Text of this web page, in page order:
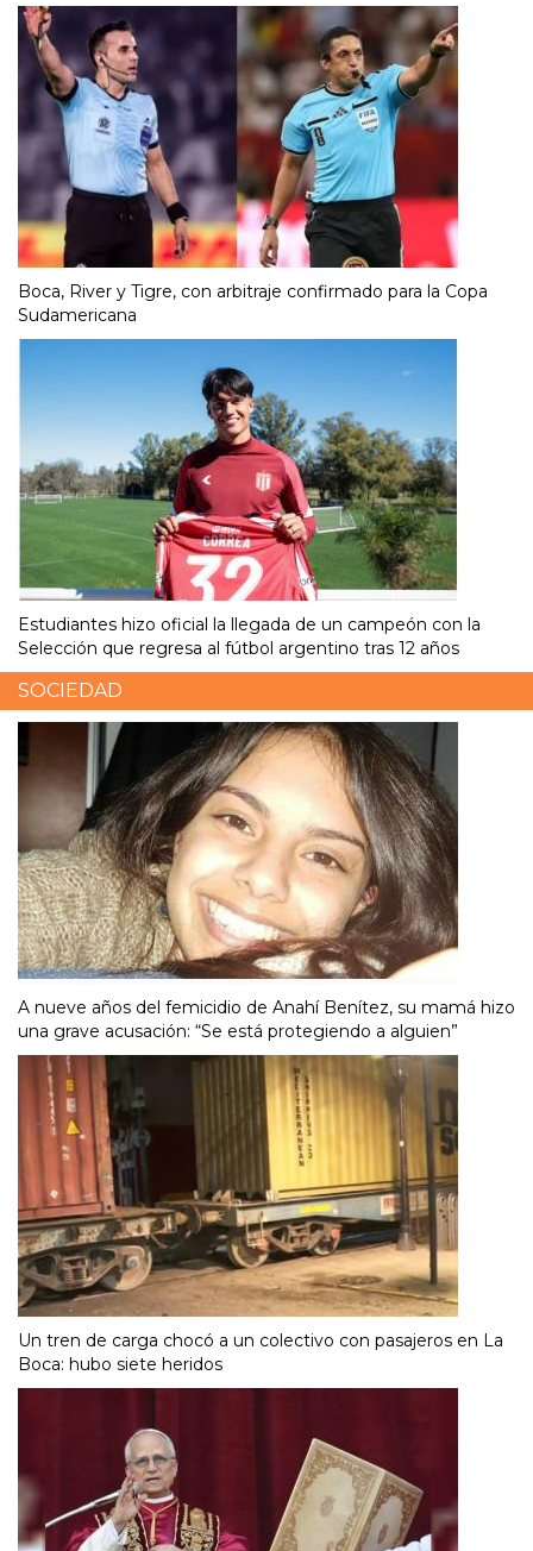
Boca, River y Tigre, con arbitraje confirmado para la Copa
Sudamericana
Estudiantes hizo oficial la llegada de un campeón con la
Selección que regresa al fútbol argentino tras 12 años
SOCIEDAD
A nueve años del femicidio de Anahí Benítez, su mamá hizo
una grave acusación: “Se está protegiendo a alguien”
Un tren de carga chocó a un colectivo con pasajeros en La
Boca: hubo siete heridos